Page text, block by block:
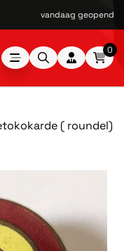
vandaag geopend
0
( roundel)